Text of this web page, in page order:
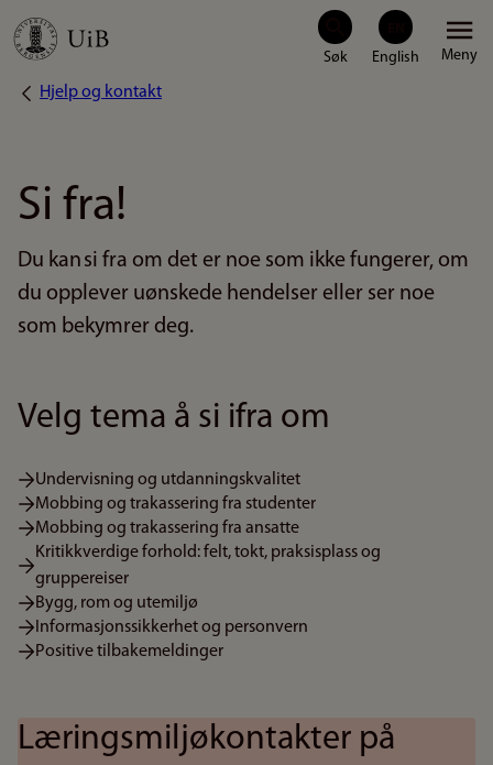
Hopp
hovedinnhold
Meny
Navigasjonssti
Hjelp og kontakt
Si fra!
Du kan si fra om det er noe som ikke fungerer, om
du opplever uønskede hendelser eller ser noe
som bekymrer deg.
Velg tema å si ifra om
Undervisning og utdanningskvalitet
Mobbing og trakassering fra studenter
Mobbing og trakassering fra ansatte
Kritikkverdige forhold: felt, tokt, praksisplass og
gruppereiser
Bygg, rom og utemiljø
Informasjonssikkerhet og personvern
Positive tilbakemeldinger
Læringsmiljøkontakter på